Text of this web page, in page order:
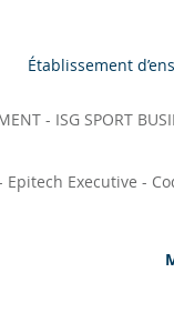
Établissement
- ISG SPORT
Epitech Executive -